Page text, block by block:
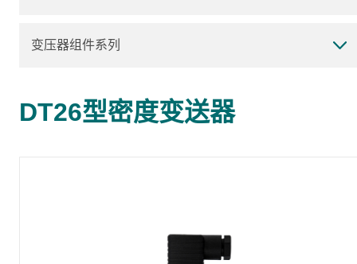
变压器组件系列
DT26型密度变送器